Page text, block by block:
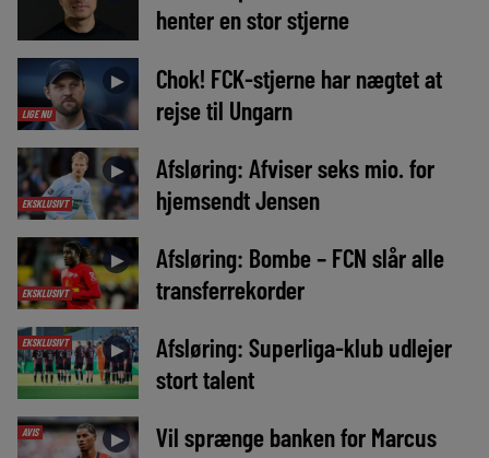
henter en stor stjerne
LIGE NU
►
Chok! FCK-stjerne har nægtet at
rejse til Ungarn
EKSKLUSIVT
►
Afsløring: Afviser seks mio. for
hjemsendt Jensen
EKSKLUSIVT
►
Afsløring: Bombe – FCN slår alle
transferrekorder
EKSKLUSIVT ►
Afsløring: Superliga-klub udlejer
stort talent
AVIS ►
Vil sprænge banken for Marcus